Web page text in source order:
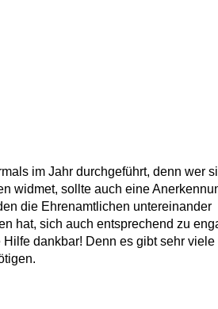
im Jahr durchgeführt, denn wer
widmet, sollte auch eine
die Ehrenamtlichen untereinander
hat, sich auch entsprechend zu
dankbar! Denn es gibt sehr viele